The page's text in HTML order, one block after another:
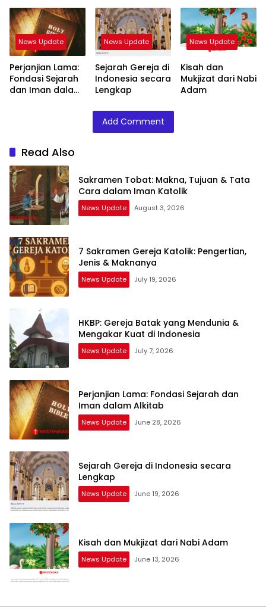
di Indonesia
News Update
Perjanjian Lama:
Fondasi Sejarah
dan Iman dalam
News Update
Sejarah Gereja di
Indonesia secara
Lengkap
News Update
Kisah dan
Mukjizat dari Nabi
Adam
Add Comment
Read Also
Sakramen Tobat: Makna, Tujuan & Tata
Cara dalam Iman Katolik
News Update August 3, 2026
7 Sakramen Gereja Katolik: Pengertian,
Jenis & Maknanya
News Update July 19, 2026
HKBP: Gereja Batak yang Mendunia &
Mengakar Kuat di Indonesia
News Update July 7, 2026
Perjanjian Lama: Fondasi Sejarah dan
Iman dalam Alkitab
News Update June 28, 2026
Sejarah Gereja di Indonesia secara
Lengkap
News Update June 19, 2026
Kisah dan Mukjizat dari Nabi Adam
News Update June 13, 2026